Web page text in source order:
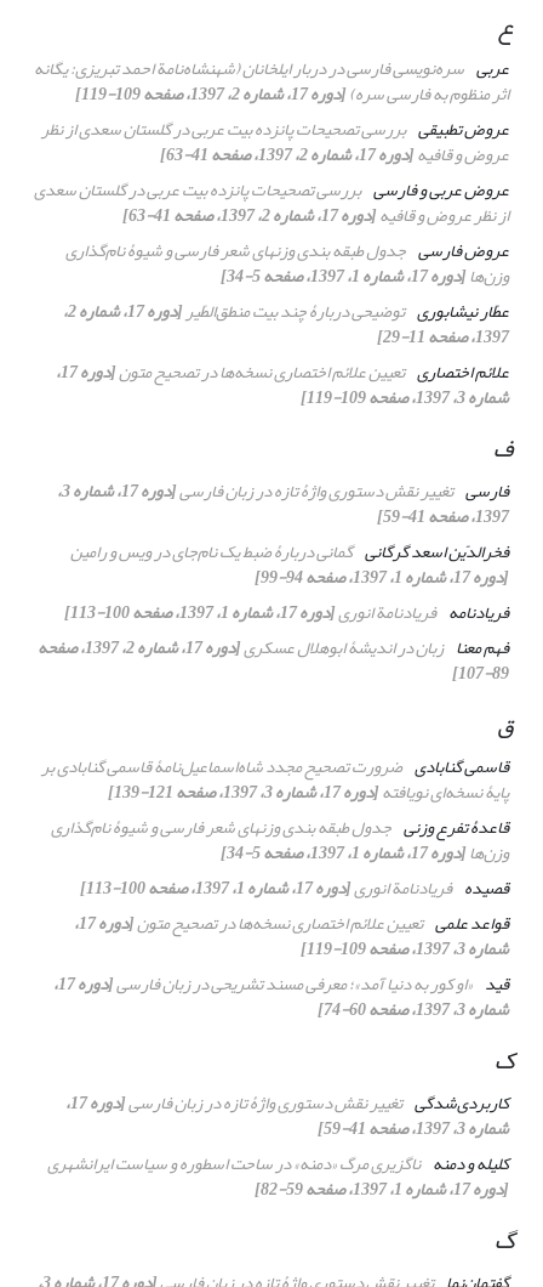
ع
عربی سره‌نویسی فارسی در دربار ایلخانان (شهنشاه‌نامةاحمد تبریزی: یگانه
اثر منظوم به فارسی سره)[دوره 17، شماره 2، 1397، صفحه 109-119]
عروض تطبیقی بررسی تصحیحات پانزده بیت عربی درگلستانسعدی از نظر
عروض و قافیه[دوره 17، شماره 2، 1397، صفحه 41-63]
عروض عربی و فارسی بررسی تصحیحات پانزده بیت عربی درگلستانسعدی
از نظر عروض و قافیه[دوره 17، شماره 2، 1397، صفحه 41-63]
عروض فارسی جدول طبقه بندی وزنهای شعر فارسی و شیوۀ ‌نام‌گذاری
وزن‌ها[دوره 17، شماره 1، 1397، صفحه 5-34]
عطّار نیشابوری توضیحی دربارۀ چند بیتمنطق‌الطّیر [دوره 17، شماره 2،
1397، صفحه 11-29]
علائم اختصاری تعیین علائم اختصاری نسخه‌ها در تصحیح متون [دوره 17،
شماره 3، 1397، صفحه 109-119]
ف
فارسی تغییر نقش دستوری واژﮤ تازه در زبان فارسی [دوره 17، شماره 3،
1397، صفحه 41-59]
فخرالدّین اسعد گرگانی گمانی دربارۀ ضبط یک نام‌جای در ویس و رامین
[دوره 17، شماره 1، 1397، صفحه 94-99]
فریادنامه فریادنامة انوری[دوره 17، شماره 1، 1397، صفحه 100-113]
فهم معنا زبان در اندیشۀ ابوهلال عسکری [دوره 17، شماره 2، 1397، صفحه
89-107]
ق
قاسمی گنابادی ضرورت تصحیح مجدد شاه‌اسماعیل‌نامۀ قاسمی گنابادی بر
پایۀ نسخه‌ای نویافته[دوره 17، شماره 3، 1397، صفحه 121-139]
قاعدۀ تفرع وزنی جدول طبقه بندی وزنهای شعر فارسی و شیوۀ ‌نام‌گذاری
وزن‌ها[دوره 17، شماره 1، 1397، صفحه 5-34]
قصیده فریادنامة انوری[دوره 17، شماره 1، 1397، صفحه 100-113]
قواعد علمی تعیین علائم اختصاری نسخه‌ها در تصحیح متون [دوره 17،
شماره 3، 1397، صفحه 109-119]
قید «او کور به دنیا آمد»؛ معرفی مسند تشریحی در زبان فارسی [دوره 17،
شماره 3، 1397، صفحه 60-74]
ک
کاربردی‌شدگی تغییر نقش دستوری واژﮤ تازه در زبان فارسی [دوره 17،
شماره 3، 1397، صفحه 41-59]
کلیله و دمنه ناگزیری مرگ «دمنه» در ساحت اسطوره و سیاست ایرانشهری
[دوره 17، شماره 1، 1397، صفحه 59-82]
گ